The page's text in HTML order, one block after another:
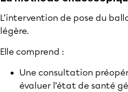
L’intervention de pose du
légère.
Elle comprend :
Une consultation
évaluer l’état de santé